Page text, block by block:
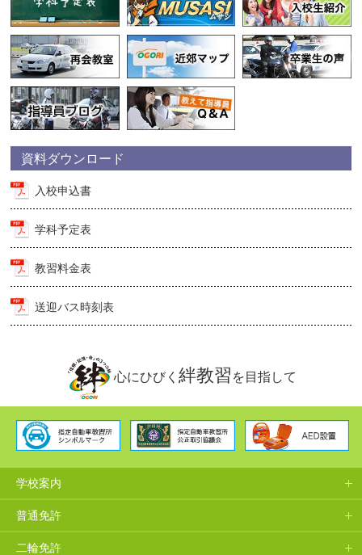
資料ダウンロード
入校申込書
学科予定表
教習料金表
送迎バス時刻表
心にひびく 絆教習 を目指して
学校案内
普通免許
二輪免許